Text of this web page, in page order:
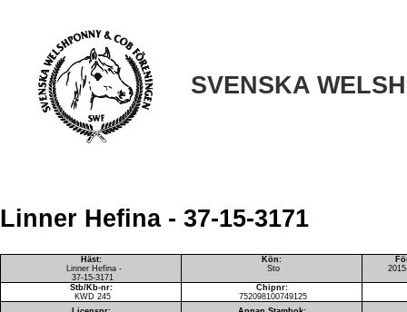
SVENSKA
Linner Hefina - 37-15-3171
Häst:
Linner Hefina -
37-15-3171
Kön:
Sto
Stb/Kb-nr:
KWD 245
Chipnr:
752098100749125